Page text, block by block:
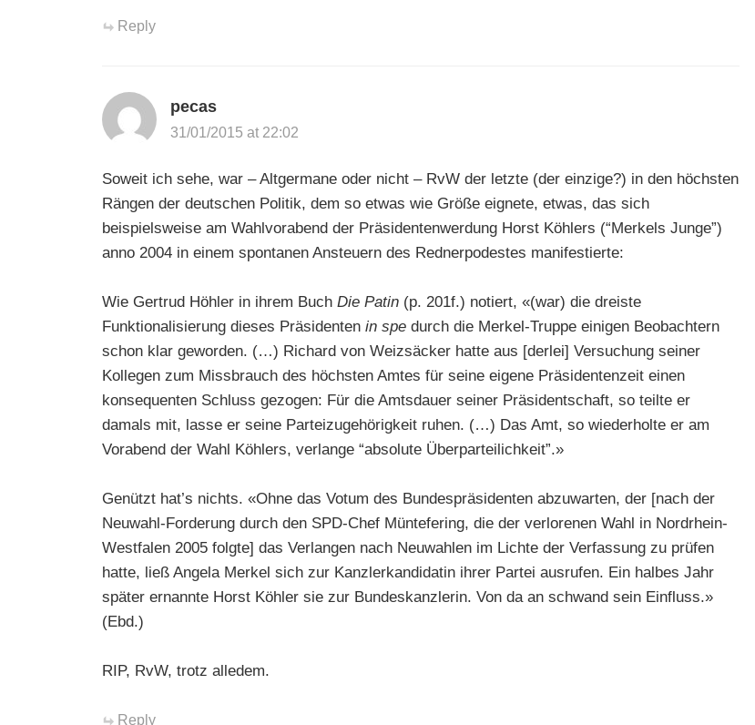
Reply
pecas
31/01/2015 at 22:02
Soweit ich sehe, war – Altgermane oder nicht – RvW der letzte (der einzige?) in den höchsten
Rängen der deutschen Politik, dem so etwas wie Größe eignete, etwas, das sich
beispielsweise am Wahlvorabend der Präsidentenwerdung Horst Köhlers (“Merkels Junge”)
anno 2004 in einem spontanen Ansteuern des Rednerpodestes manifestierte:
Wie Gertrud Höhler in ihrem Buch Die Patin (p. 201f.) notiert, «(war) die dreiste
Funktionalisierung dieses Präsidenten in spe durch die Merkel-Truppe einigen Beobachtern
schon klar geworden. (…) Richard von Weizsäcker hatte aus [derlei] Versuchung seiner
Kollegen zum Missbrauch des höchsten Amtes für seine eigene Präsidentenzeit einen
konsequenten Schluss gezogen: Für die Amtsdauer seiner Präsidentschaft, so teilte er
damals mit, lasse er seine Parteizugehörigkeit ruhen. (…) Das Amt, so wiederholte er am
Vorabend der Wahl Köhlers, verlange “absolute Überparteilichkeit”.»
Genützt hat’s nichts. «Ohne das Votum des Bundespräsidenten abzuwarten, der [nach der
Neuwahl-Forderung durch den SPD-Chef Müntefering, die der verlorenen Wahl in Nordrhein-
Westfalen 2005 folgte] das Verlangen nach Neuwahlen im Lichte der Verfassung zu prüfen
hatte, ließ Angela Merkel sich zur Kanzlerkandidatin ihrer Partei ausrufen. Ein halbes Jahr
später ernannte Horst Köhler sie zur Bundeskanzlerin. Von da an schwand sein Einfluss.»
(Ebd.)
RIP, RvW, trotz alledem.
Reply